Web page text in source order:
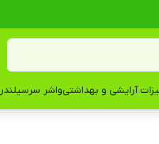
آرایشی و بهداشتیواشر سرسیلندر